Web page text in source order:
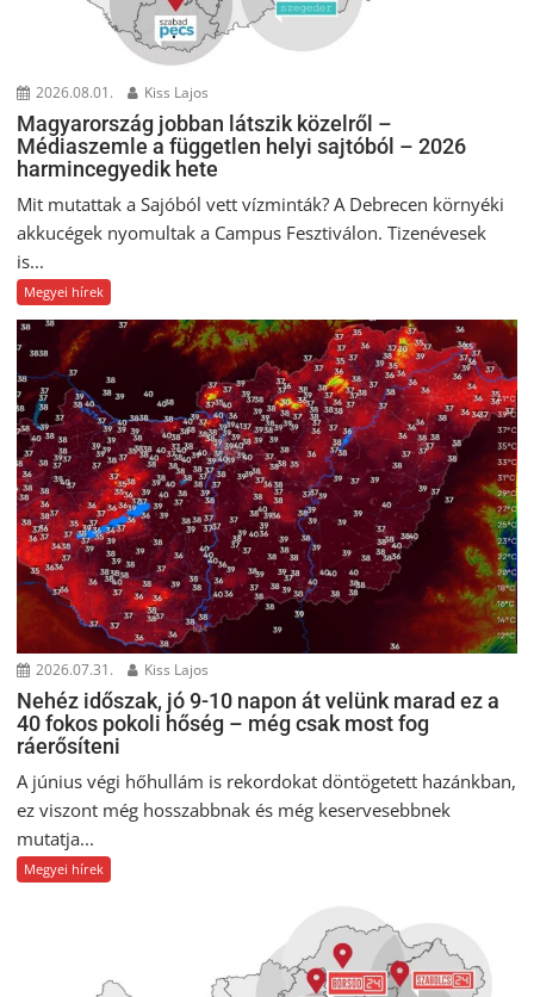
2026.08.01. Kiss Lajos
Magyarország jobban látszik közelről –
Médiaszemle a független helyi sajtóból – 2026
harmincegyedik hete
Mit mutattak a Sajóból vett vízminták? A Debrecen környéki
akkucégek nyomultak a Campus Fesztiválon. Tizenévesek
is...
Megyei hírek
2026.07.31. Kiss Lajos
Nehéz időszak, jó 9-10 napon át velünk marad ez a
40 fokos pokoli hőség – még csak most fog
ráerősíteni
A június végi hőhullám is rekordokat döntögetett hazánkban,
ez viszont még hosszabbnak és még keservesebbnek
mutatja...
Megyei hírek